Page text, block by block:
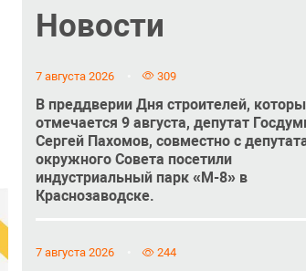
Новости
7 августа 2026 309
В преддверии Дня строителей,
отмечается 9 августа, депутат
Сергей Пахомов, совместно с
окружного Совета посетили
индустриальный парк «М-8» в
Краснозаводске.
7 августа 2026 244